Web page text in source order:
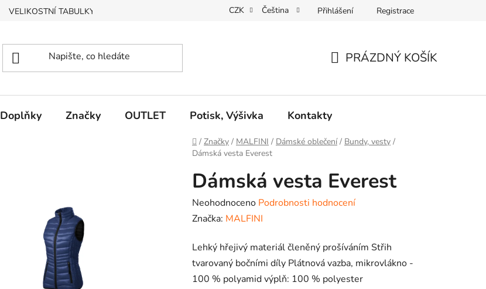
VELIKOSTNÍ TABULKY REKLAMACE
CZK Čeština Přihlášení Registrace
KOŠÍK
PRÁZDNÝ KOŠÍK
Doplňky Značky OUTLET Potisk, Výšivka Kontakty
Domů
/ Značky / MALFINI / Dámské oblečení / Bundy, vesty /
Dámská vesta Everest
Dámská vesta Everest
Průměrné
hodnocení
je
0,0
z
Neohodnoceno Podrobnosti hodnocení
Značka: MALFINI
Lehký hřejivý materiál členěný prošíváním Střih
tvarovaný bočními díly Plátnová vazba, mikrovlákno -
100 % polyamid výplň: 100 % polyester